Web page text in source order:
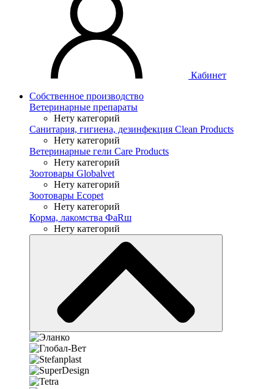
Кабинет
Собственное производство
Ветеринарные препараты
Нету категорий
Санитария, гигиена, дезинфекция Clean Products
Нету категорий
Ветеринарные гели Care Products
Нету категорий
Зоотовары Globalvet
Нету категорий
Зоотовары Ecopet
Нету категорий
Корма, лакомства ФaRш
Нету категорий